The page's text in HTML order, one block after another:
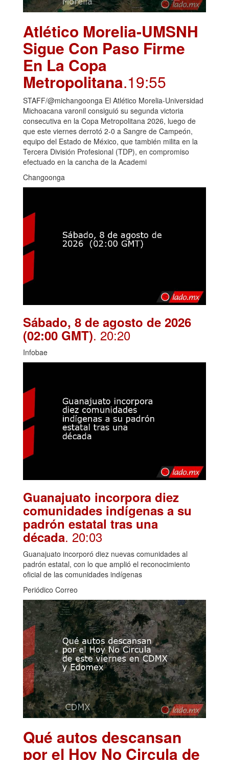
Atlético Morelia-UMSNH
Sigue Con Paso Firme
En La Copa
Metropolitana.19:55
STAFF/@michangoonga El Atlético Morelia-Universidad
Michoacana varonil consiguió su segunda victoria
consecutiva en la Copa Metropolitana 2026, luego de
que este viernes derrotó 2-0 a Sangre de Campeón,
equipo del Estado de México, que también milita en la
Tercera División Profesional (TDP), en compromiso
efectuado en la cancha de la Academi
Changoonga
Sábado, 8 de agosto de 2026
(02:00 GMT). 20:20
Infobae
Guanajuato incorpora diez
comunidades indígenas a su
padrón estatal tras una
década. 20:03
Guanajuato incorporó diez nuevas comunidades al
padrón estatal, con lo que amplió el reconocimiento
oficial de las comunidades indígenas
Periódico Correo
Qué autos descansan
por el Hoy No Circula de